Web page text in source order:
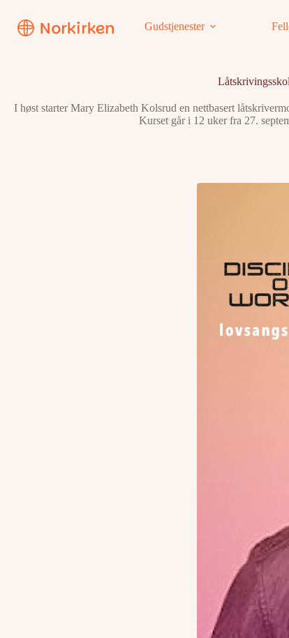
innholdet
Gudstjenester
I høst starter Mary Elizabeth Kolsrud en nettbasert
Kurset går i 12 uker fra 27.